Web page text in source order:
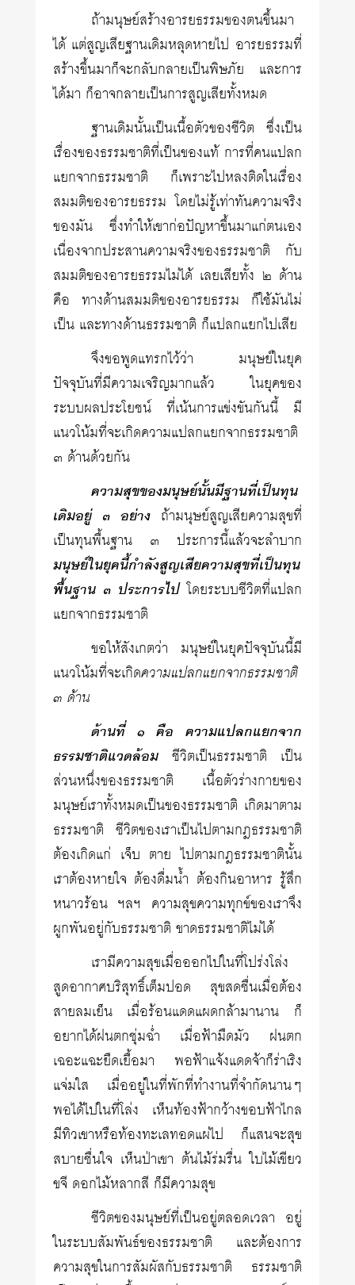
ถ้ามนุษย์สร้างอารยธรรมของตนขึ้นมา
ได้ แต่สูญเสียฐานเดิมหลุดหายไป อารยธรรมที่
สร้างขึ้นมาก็จะกลับกลายเป็นพิษภัย และการ
ได้มา ก็อาจกลายเป็นการสูญเสียทั้งหมด
ฐานเดิมนั้นเป็นเนื้อตัวของชีวิต ซึ่งเป็น
เรื่องของธรรมชาติที่เป็นของแท้ การที่คนแปลก
แยกจากธรรมชาติ ก็เพราะไปหลงติดในเรื่อง
สมมติของอารยธรรม โดยไม่รู้เท่าทันความจริง
ของมัน ซึ่งทำให้เขาก่อปัญหาขึ้นมาแก่ตนเอง
เนื่องจากประสานความจริงของธรรมชาติ กับ
สมมติของอารยธรรมไม่ได้ เลยเสียทั้ง ๒ ด้าน
คือ ทางด้านสมมติของอารยธรรม ก็ใช้มันไม่
เป็น และทางด้านธรรมชาติ ก็แปลกแยกไปเสีย
จึงขอพูดแทรกไว้ว่า มนุษย์ในยุค
ปัจจุบันที่มีความเจริญมากแล้ว ในยุคของ
ระบบผลประโยชน์ ที่เน้นการแข่งขันกันนี้ มี
แนวโน้มที่จะเกิดความแปลกแยกจากธรรมชาติ
๓ ด้านด้วยกัน
ความสุขของมนุษย์นั้นมีฐานที่เป็นทุน
เดิมอยู่ ๓ อย่าง ถ้ามนุษย์สูญเสียความสุขที่
เป็นทุนพื้นฐาน ๓ ประการนี้แล้วจะลำบาก
มนุษย์ในยุคนี้กำลังสูญเสียความสุขที่เป็นทุน
พื้นฐาน ๓ ประการไปโดยระบบชีวิตที่แปลก
แยกจากธรรมชาติ
ขอให้สังเกตว่า มนุษย์ในยุคปัจจุบันนี้มี
แนวโน้มที่จะเกิดความแปลกแยกจากธรรมชาติ
๓ ด้าน
ด้านที่ ๑ คือ ความแปลกแยกจาก
ธรรมชาติแวดล้อม ชีวิตเป็นธรรมชาติ เป็น
ส่วนหนึ่งของธรรมชาติ เนื้อตัวร่างกายของ
มนุษย์เราทั้งหมดเป็นของธรรมชาติ เกิดมาตาม
ธรรมชาติ ชีวิตของเราเป็นไปตามกฎธรรมชาติ
ต้องเกิดแก่ เจ็บ ตาย ไปตามกฎธรรมชาตินั้น
เราต้องหายใจ ต้องดื่มน้ำ ต้องกินอาหาร รู้สึก
หนาวร้อน ฯลฯ ความสุขความทุกข์ของเราจึง
ผูกพันอยู่กับธรรมชาติ ขาดธรรมชาติไม่ได้
เรามีความสุขเมื่อออกไปในที่โปร่งโล่ง
สูดอากาศบริสุทธิ์เต็มปอด สุขสดชื่นเมื่อต้อง
สายลมเย็น เมื่อร้อนแดดแผดกล้ามานาน ก็
อยากได้ฝนตกชุ่มฉ่ำ เมื่อฟ้ามืดมัว ฝนตก
เฉอะแฉะยืดเยื้อมา พอฟ้าแจ้งแดดจ้าก็ร่าเริง
แจ่มใส เมื่ออยู่ในที่พักที่ทำงานที่จำกัดนานๆ
พอได้ไปในที่โล่ง เห็นท้องฟ้ากว้างขอบฟ้าไกล
มีทิวเขาหรือท้องทะเลทอดแผ่ไป ก็แสนจะสุข
สบายชื่นใจ เห็นป่าเขา ต้นไม้ร่มรื่น ใบไม้เขียว
ขจี ดอกไม้หลากสี ก็มีความสุข
ชีวิตของมนุษย์ที่เป็นอยู่ตลอดเวลา อยู่
ในระบบสัมพันธ์ของธรรมชาติ และต้องการ
ความสุขในการสัมผัสกับธรรมชาติ ธรรมชาติ